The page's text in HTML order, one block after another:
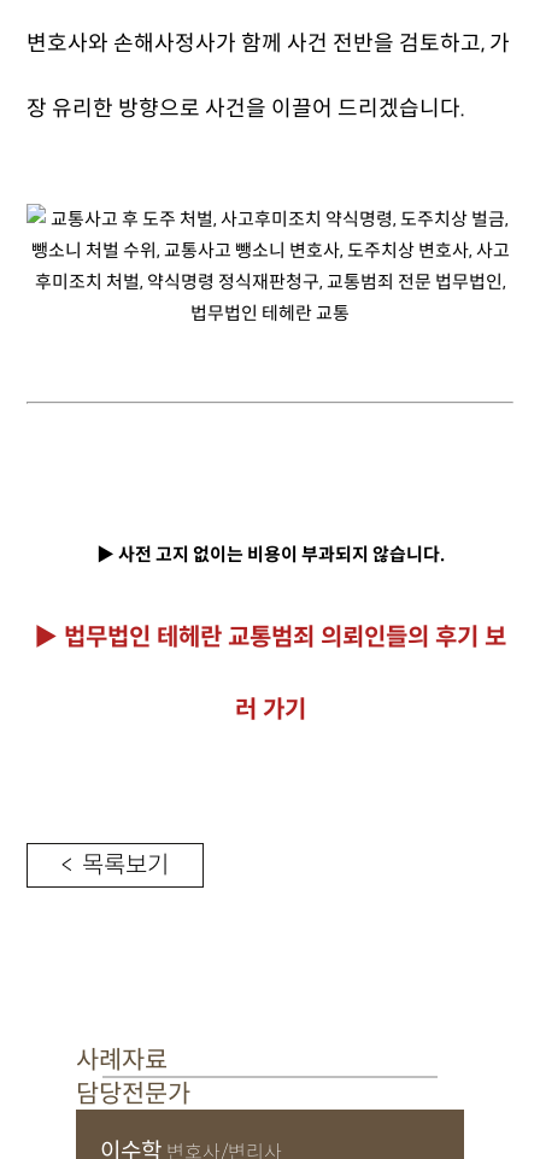
변호사와 손해사정사가 함께 사건 전반을 검토하고, 가
장 유리한 방향으로 사건을 이끌어 드리겠습니다.
▶ 사전 고지 없이는 비용이 부과되지 않습니다.
▶ 법무법인 테헤란 교통범죄 의뢰인들의 후기 보
러 가기
< 목록보기
사례자료
담당전문가
이수학 변호사/변리사